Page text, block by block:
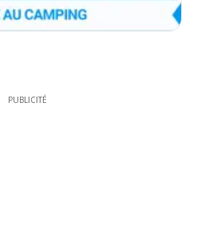
PUBLICITÉ